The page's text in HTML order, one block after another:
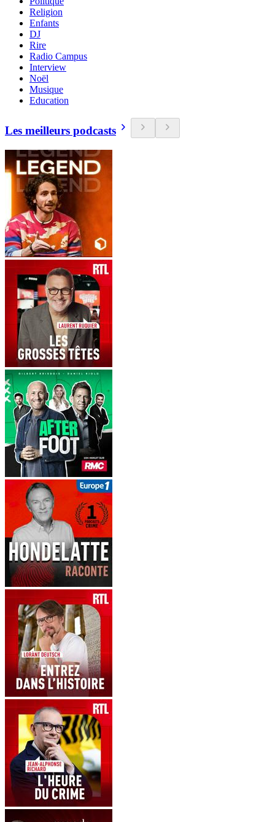
Religion
Enfants
DJ
Rire
Radio Campus
Interview
Noël
Musique
Education
Les meilleurs podcasts